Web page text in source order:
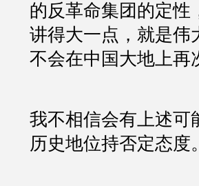
的反革命集团的定性
讲得大一点，就是伟
不会在中国大地上再
我不相信会有上述可
历史地位持否定态度。